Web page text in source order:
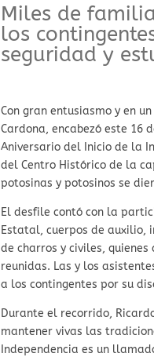
Miles de
los
seguridad y
Con gran entusiasmo y en
Cardona, encabezó este
Aniversario del Inicio de la
del Centro Histórico de la
potosinas y potosinos se
El desfile contó con la
Estatal, cuerpos de auxilio,
de charros y civiles,
reunidas. Las y los
a los contingentes por su
Durante el recorrido,
mantener vivas las
Independencia es un